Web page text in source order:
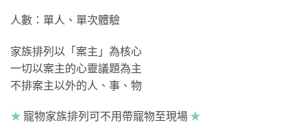
人數：單人、單次體驗
家族排列以「案主」為核心
一切以案主的心靈議題為主
不排案主以外的人、事、物
★ 寵物家族排列可不用帶寵物至現場 ★